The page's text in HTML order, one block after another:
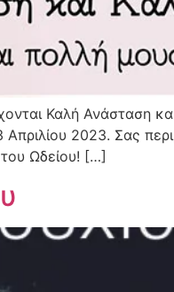
Καλή Ανάσταση
2023. Σας
του Ωδείου! […]